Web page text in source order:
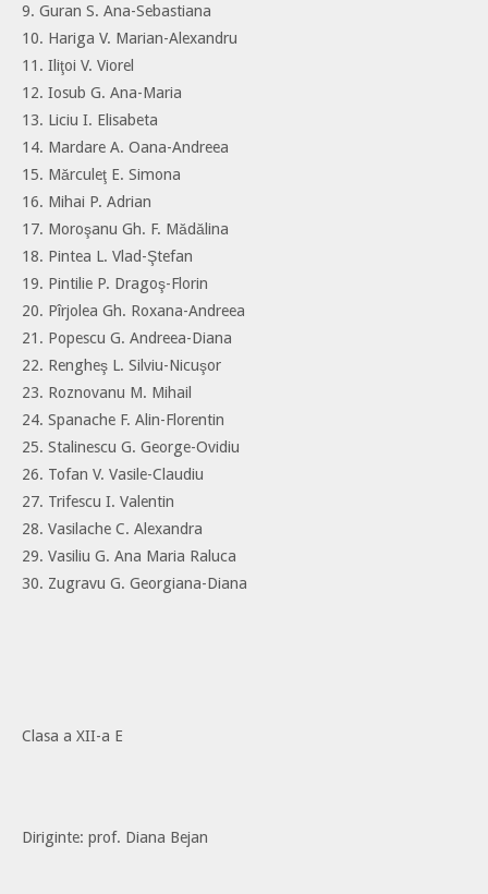
9. Guran S. Ana-Sebastiana
10. Hariga V. Marian-Alexandru
11. Iliţoi V. Viorel
12. Iosub G. Ana-Maria
13. Liciu I. Elisabeta
14. Mardare A. Oana-Andreea
15. Mărculeţ E. Simona
16. Mihai P. Adrian
17. Moroşanu Gh. F. Mădălina
18. Pintea L. Vlad-Ştefan
19. Pintilie P. Dragoş-Florin
20. Pîrjolea Gh. Roxana-Andreea
21. Popescu G. Andreea-Diana
22. Rengheş L. Silviu-Nicuşor
23. Roznovanu M. Mihail
24. Spanache F. Alin-Florentin
25. Stalinescu G. George-Ovidiu
26. Tofan V. Vasile-Claudiu
27. Trifescu I. Valentin
28. Vasilache C. Alexandra
29. Vasiliu G. Ana Maria Raluca
30. Zugravu G. Georgiana-Diana
Clasa a XII-a E
Diriginte: prof. Diana Bejan